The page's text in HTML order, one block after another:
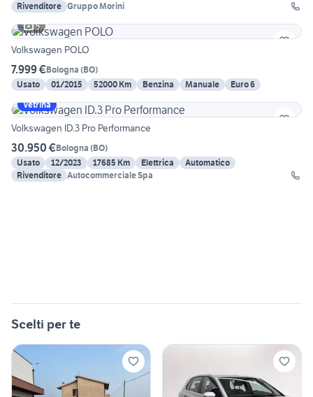
Rivenditore Gruppo Morini
5
Volkswagen POLO
7.999 €Bologna (BO)
Usato
01/2015 52000 Km Benzina Manuale
Euro 6
Vetrina
Volkswagen ID.3 Pro Performance
30.950 €Bologna (BO)
Usato
12/2023 17685 Km Elettrica
Automatico
Rivenditore Autocommerciale Spa
Scelti per te